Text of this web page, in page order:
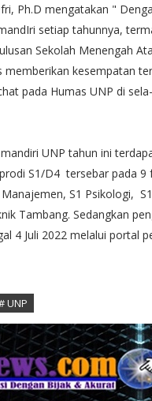
Ph.D mengatakan "
setiap tahunnya,
Sekolah Menengah
memberikan kesempatan
pada Humas UNP di
UNP tahun ini
S1/D4 tersebar pada
S1 Psikologi,
Tambang. Sedangkan
4 Juli 2022 melalui portal
UNP